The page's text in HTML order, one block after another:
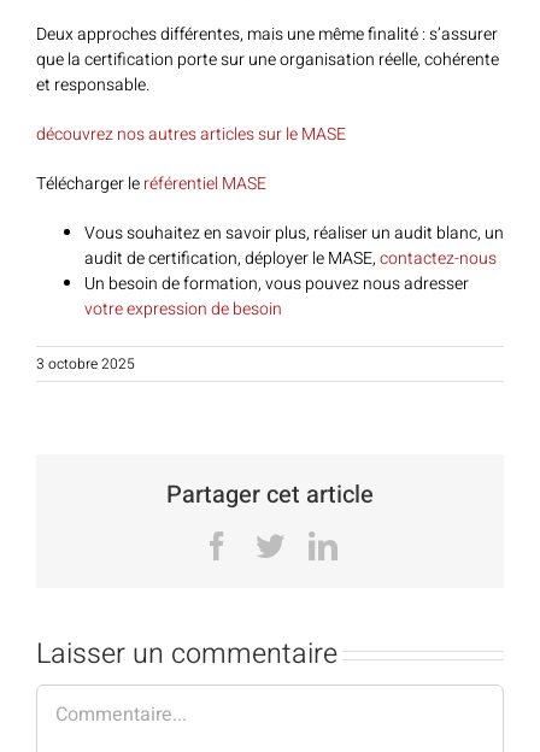
Deux approches différentes, mais une même finalité : s’assurer
que la certification porte sur une organisation réelle, cohérente
et responsable.
découvrez nos autres articles sur le MASE
Télécharger leréférentiel MASE
Vous souhaitez en savoir plus, réaliser un audit blanc, un
audit de certification, déployer le MASE,contactez-nous
Un besoin de formation, vous pouvez nous adresser
votre expression de besoin
3 octobre 2025
Partager cet article
Facebook
TwitterLinkedIn
Laisser un commentaire
Commentaire